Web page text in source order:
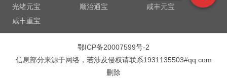
光绪元宝
顺治通宝
咸丰元宝
咸丰重宝
鄂ICP备20007599号-2
信息部分来源于网络，若涉及侵权请联系1931135503#qq.com
删除